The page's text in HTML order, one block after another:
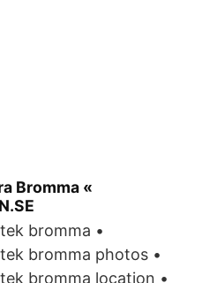
Bromma «
bromma •
bromma photos •
bromma location •